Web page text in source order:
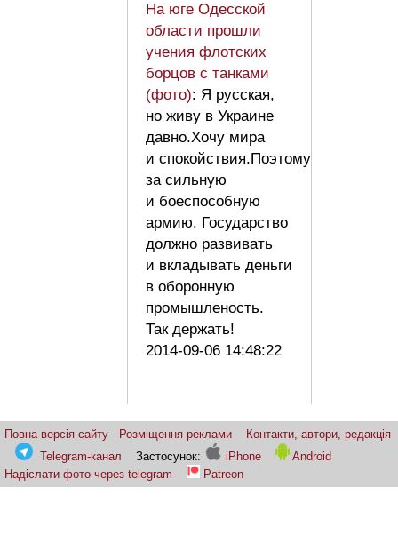
На юге Одесской
области прошли
учения флотских
борцов с танками
(фото): Я русская,
но живу в Украине
давно.Хочу мира
и спокойствия.Поэтому
за сильную
и боеспособную
армию. Государство
должно развивать
и вкладывать деньги
в оборонную
промышленость.
Так держать!
2014-09-06 14:48:22
Повна версія сайту Розміщення реклами
Контакти, автори, редакція
Telegram-канал
Застосунок: iPhone
Android
Надіслати фото через telegram
Patreon